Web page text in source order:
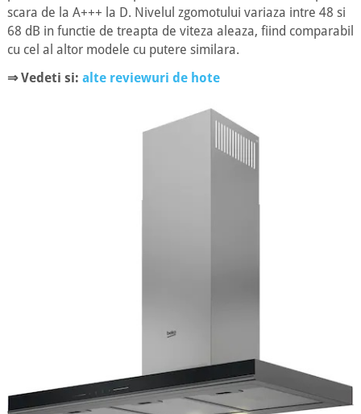
scara de la A+++ la D. Nivelul zgomotului variaza intre 48 si
68 dB in functie de treapta de viteza aleaza, fiind comparabil
cu cel al altor modele cu putere similara.
⇒ Vedeti si: alte reviewuri de hote